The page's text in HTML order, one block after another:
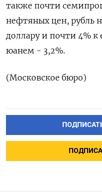
также почти
нефтяных ⁠цен, рубль
доллару и почти 4% к
юанем - 3,2%.
(Московское бюро)